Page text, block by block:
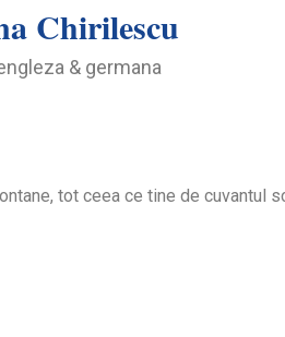
Chirilescu
& germana
tot ceea ce tine de cuvantul